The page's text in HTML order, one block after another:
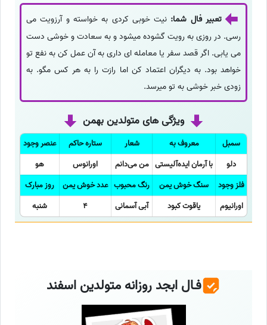
تعبیر فال شما: نیت خوبی کردی به خواسته و آرزویت می
رسی. در روزی به رویت گشوده میشود و به سعادت و خوشی دست
می یابی. اگر قصد سفر یا معامله ای داری به آن عمل کن به نفع تو
خواهد بود. به دیگران اعتماد کن اما رازت را به هر کس مگو. به
زودی خبر خوشی به تو میرسد.
ویژگی های متولدین بهمن
سمبل معروف به شعار ستاره حاکم
عنصر وجود
دلو
با آرمان ایده‌آلیستی من می‌دانم اورانوس
هو
فلز وجود
سنگ خوش یمن رنگ محبوب عدد خوش یمن
روز مبارک
اورانیوم
یاقوت کبود آبی آسمانی 4 شنبه
فـال ابجد روزانه متولدین اسفند